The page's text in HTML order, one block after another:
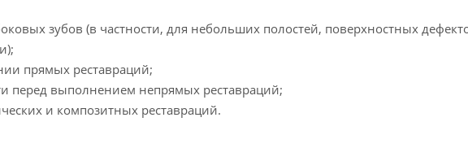
зубов (в частности, для небольших полостей, поверхностных
прямых реставраций;
перед выполнением непрямых реставраций;
и композитных реставраций.